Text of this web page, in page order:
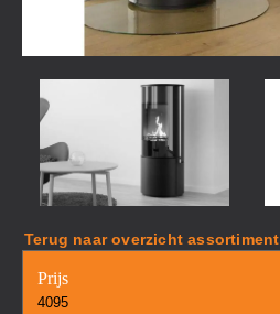
Terug naar overzicht assortiment
Prijs
4095